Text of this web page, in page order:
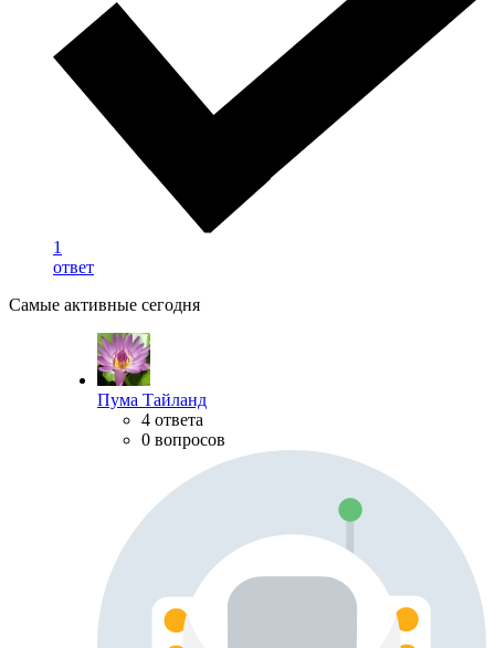
1
ответ
Самые активные сегодня
Пума Тайланд
4 ответа
0 вопросов